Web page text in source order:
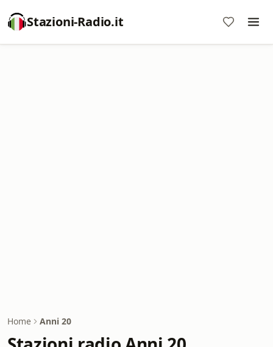
Stazioni-Radio.it
Home Anni 20